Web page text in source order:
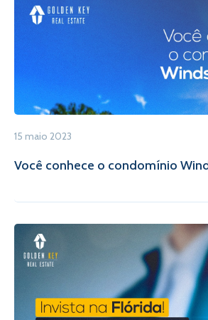
15 maio 2023
Você conhece o condomínio